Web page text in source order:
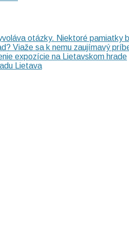
otázky. Niektoré pamiatky
Viaže sa k nemu zaujímavý
expozície na Lietavskom hrade
Lietava